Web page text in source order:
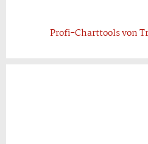
Profi-Charttools von